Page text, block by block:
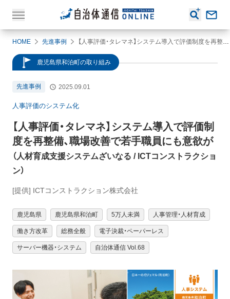
HOME 先進事例 【人事評価・タレマネ】システム導入で評価制度を再整備、職場改善で若手職員にも意欲が（人材育成支援システムざいなる / ICTコンストラクション）
鹿児島県和泊町の取り組み
先進事例 2025.09.01
人事評価のシステム化
【人事評価・タレマネ】 システム導入で評価制
度を再整備、職場改善で若手職員にも意欲が
（ 人材育成支援システムざいなる / ICTコンストラクショ
ン）
[提供] ICTコンストラクション株式会社
鹿児島県 鹿児島県和泊町 5万人未満 人事管理・人材育成
働き方改革 総務全般 電子決裁・ペーパーレス
サーバー機器・システム 自治体通信 Vol.68